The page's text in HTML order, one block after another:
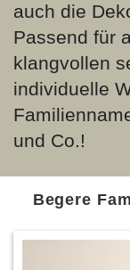
auch die
Passend für
klangvollen
individuelle
und Co.!
Begere